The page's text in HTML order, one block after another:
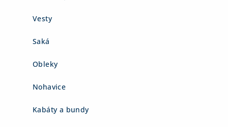
Vesty
Saká
Obleky
Nohavice
Kabáty a bundy